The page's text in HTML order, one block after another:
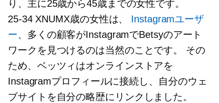
り、主に25歳から45歳までの女性です。
25-34XNUMX歳の女性は、 Instagramユーザ
ー、多くの顧客がInstagramでBetsyのアート
ワークを見つけるのは当然のことです。 その
ため、ベッツィはオンラインストアを
Instagramプロフィールに接続し、自分のウェ
ブサイトを自分の略歴にリンクしました。